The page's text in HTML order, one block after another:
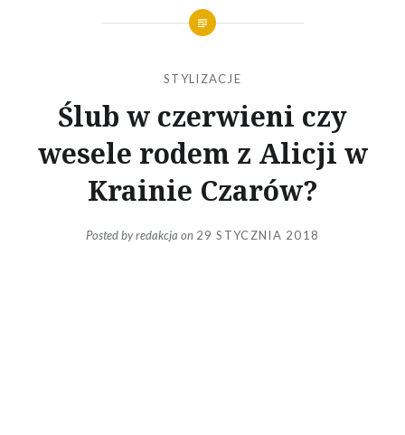
STYLIZACJE
Ślub w czerwieni czy
wesele rodem z Alicji w
Krainie Czarów?
Posted byredakcja on 29 STYCZNIA 2018